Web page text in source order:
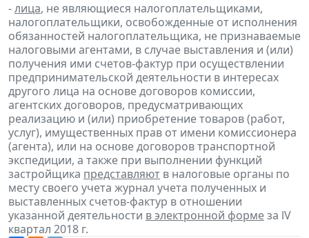
-лица, не являющиеся налогоплательщиками,
налогоплательщики, освобожденные от исполнения
обязанностей налогоплательщика, не признаваемые
налоговыми агентами, в случае выставления и (или)
получения ими счетов-фактур при осуществлении
предпринимательской деятельности в интересах
другого лица на основе договоров комиссии,
агентских договоров, предусматривающих
реализацию и (или) приобретение товаров (работ,
услуг), имущественных прав от имени комиссионера
(агента), или на основе договоров транспортной
экспедиции, а также при выполнении функций
застройщика представляют в налоговые органы по
месту своего учета журнал учета полученных и
выставленных счетов-фактур в отношении
указанной деятельности в электронной формеза lV
квартал 2018 г.